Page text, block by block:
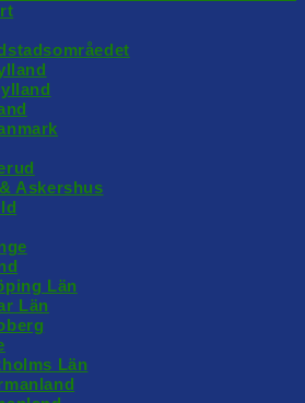
Askershus
Län
Län
Län